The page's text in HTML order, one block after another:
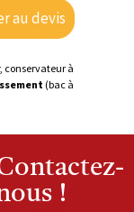
au devis
conservateur à
(bac à
!